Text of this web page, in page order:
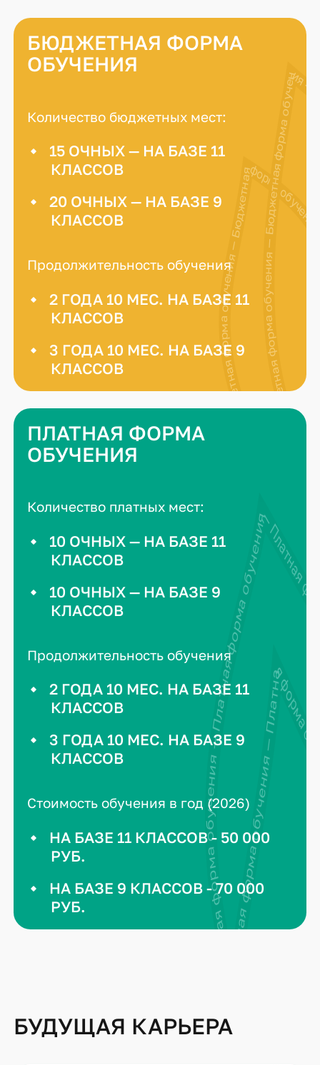
Бюджетная форма обучения —Бюджетная форма обучения —
БЮДЖЕТНАЯ ФОРМА
ОБУЧЕНИЯ
Количество бюджетных мест:
15 ОЧНЫХ — НА БАЗЕ 11
КЛАССОВ
20 ОЧНЫХ — НА БАЗЕ 9
КЛАССОВ
Продолжительность обучения
2 ГОДА 10 МЕС. НА БАЗЕ 11
КЛАССОВ
3 ГОДА 10 МЕС. НА БАЗЕ 9
КЛАССОВ
Платная форма обучения —
Платная форма
ПЛАТНАЯ ФОРМА
ОБУЧЕНИЯ
Количество платных мест:
10 ОЧНЫХ — НА БАЗЕ 11
КЛАССОВ
10 ОЧНЫХ — НА БАЗЕ 9
КЛАССОВ
Продолжительность обучения
2 ГОДА 10 МЕС. НА БАЗЕ 11
КЛАССОВ
3 ГОДА 10 МЕС. НА БАЗЕ 9
КЛАССОВ
Стоимость обучения в год (2026)
НА БАЗЕ 11 КЛАССОВ - 50 000
РУБ.
НА БАЗЕ 9 КЛАССОВ - 70 000
РУБ.
БУДУЩАЯ КАРЬЕРА